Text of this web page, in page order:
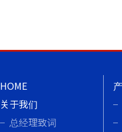
HOME
关于我们
总经理致词